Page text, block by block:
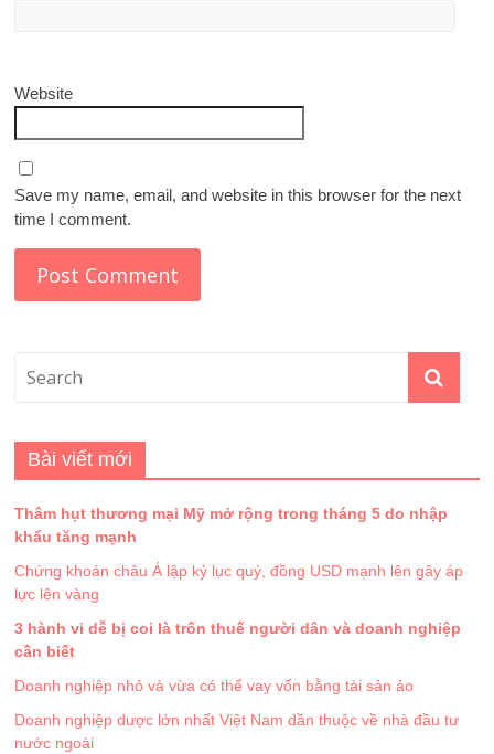
Website
Save my name, email, and website in this browser for the next
time I comment.
Bài viết mới
Thâm hụt thương mại Mỹ mở rộng trong tháng 5 do nhập
khẩu tăng mạnh
Chứng khoán châu Á lập kỷ lục quý, đồng USD mạnh lên gây áp
lực lên vàng
3 hành vi dễ bị coi là trốn thuế người dân và doanh nghiệp
cần biết
Doanh nghiệp nhỏ và vừa có thể vay vốn bằng tài sản ảo
Doanh nghiệp dược lớn nhất Việt Nam dần thuộc về nhà đầu tư
nước ngoài